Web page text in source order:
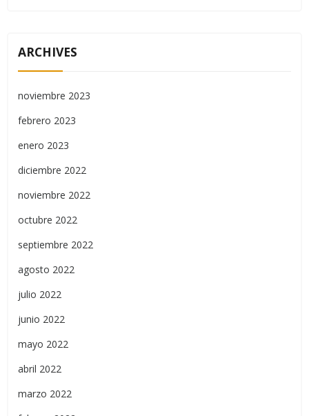
ARCHIVES
noviembre 2023
febrero 2023
enero 2023
diciembre 2022
noviembre 2022
octubre 2022
septiembre 2022
agosto 2022
julio 2022
junio 2022
mayo 2022
abril 2022
marzo 2022